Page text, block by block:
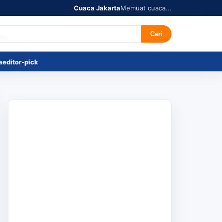
Cuaca JakartaMemuat cuaca...
Pick Cari
editor-pick